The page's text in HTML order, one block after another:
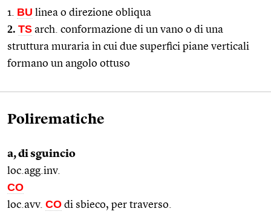
1. BU linea o direzione obliqua
2. TS arch. conformazione di un vano o di una
struttura muraria in cui due superfici piane verticali
formano un angolo ottuso
Polirematiche
a, di sguincio
loc.agg.inv.
CO
loc.avv. CO di sbieco, per traverso.